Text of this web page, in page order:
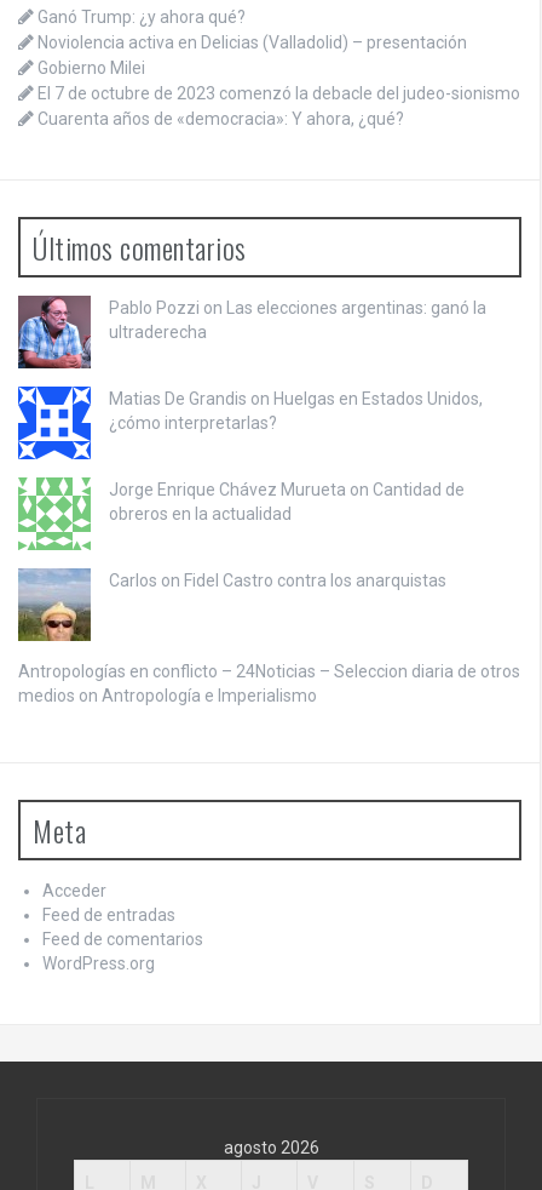
Ganó Trump: ¿y ahora qué?
Noviolencia activa en Delicias (Valladolid) – presentación
Gobierno Milei
El 7 de octubre de 2023 comenzó la debacle del judeo-sionismo
Cuarenta años de «democracia»: Y ahora, ¿qué?
Últimos comentarios
Pablo Pozzi on Las elecciones argentinas: ganó la
ultraderecha
Matias De Grandis on Huelgas en Estados Unidos,
¿cómo interpretarlas?
Jorge Enrique Chávez Murueta on Cantidad de
obreros en la actualidad
Carlos on Fidel Castro contra los anarquistas
Antropologías en conflicto – 24Noticias – Seleccion diaria de otros
medios on Antropología e Imperialismo
Meta
Acceder
Feed de entradas
Feed de comentarios
WordPress.org
agosto 2026